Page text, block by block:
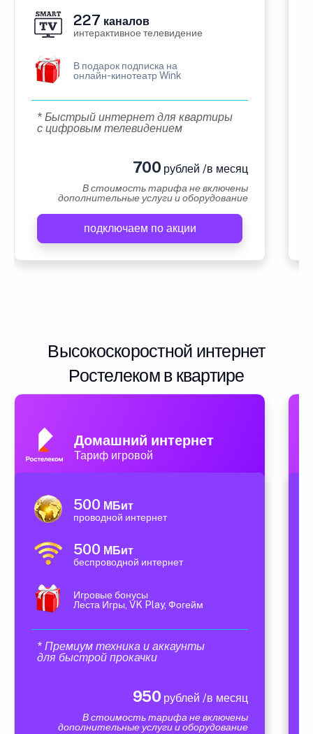
227 каналов
интерактивное телевидение
В подарок подписка на
онлайн-кинотеатр Wink
* Быстрый интернет для квартиры
с цифровым телевидением
700 рублей /в месяц
В стоимость тарифа не включены
дополнительные услуги и оборудование
подключаем по акции
Высокоскоростной интернет
Ростелеком в квартире
Домашний интернет
Тариф игровой
500 МБит
проводной интернет
500 МБит
беспроводной интернет
Игровые бонусы
Леста Игры, VK Play, Фогейм
* Премиум техника и аккаунты
для быстрой прокачки
950 рублей /в месяц
В стоимость тарифа не включены
дополнительные услуги и оборудование